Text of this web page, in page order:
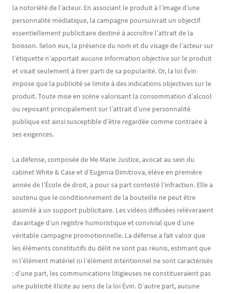
la notoriété de l’acteur. En associant le produit à l’image d’une
personnalité médiatique, la campagne poursuivrait un objectif
essentiellement publicitaire destiné à accroître l’attrait de la
boisson. Selon eux, la présence du nom et du visage de l’acteur sur
l’étiquette n’apportait aucune information objective sur le produit
et visait seulement à tirer parti de sa popularité. Or, la loi Évin
impose que la publicité se limite à des indications objectives sur le
produit. Toute mise en scène valorisant la consommation d’alcool
ou reposant principalement sur l’attrait d’une personnalité
publique est ainsi susceptible d’être regardée comme contraire à
ses exigences.
La défense, composée de Me Marie Justice, avocat au sein du
cabinet White & Case et d’Eugenia Dimitrova, élève en première
année de l’École de droit, a pour sa part contesté l’infraction. Elle a
soutenu que le conditionnement de la bouteille ne peut être
assimilé à un support publicitaire. Les vidéos diffusées relèveraient
davantage d’un registre humoristique et convivial que d’une
véritable campagne promotionnelle. La défense a fait valoir que
les éléments constitutifs du délit ne sont pas réunis, estimant que
ni l’élément matériel ni l’élément intentionnel ne sont caractérisés
: d’une part, les communications litigieuses ne constitueraient pas
une publicité illicite au sens de la loi Évin. D’autre part, aucune